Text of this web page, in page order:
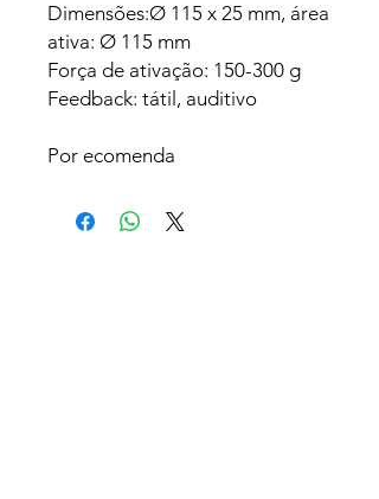
Dimensões:Ø 115 x 25 mm, área
ativa: Ø 115 mm
Força de ativação: 150-300 g
Feedback: tátil, auditivo
Por ecomenda